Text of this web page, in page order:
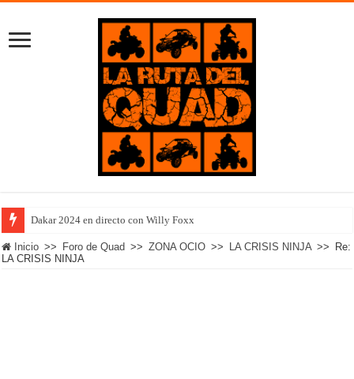
Dakar 2024 en directo con Willy Foxx
Inicio >> Foro de Quad >> ZONA OCIO >> LA CRISIS NINJA >>
Re:
LA CRISIS NINJA